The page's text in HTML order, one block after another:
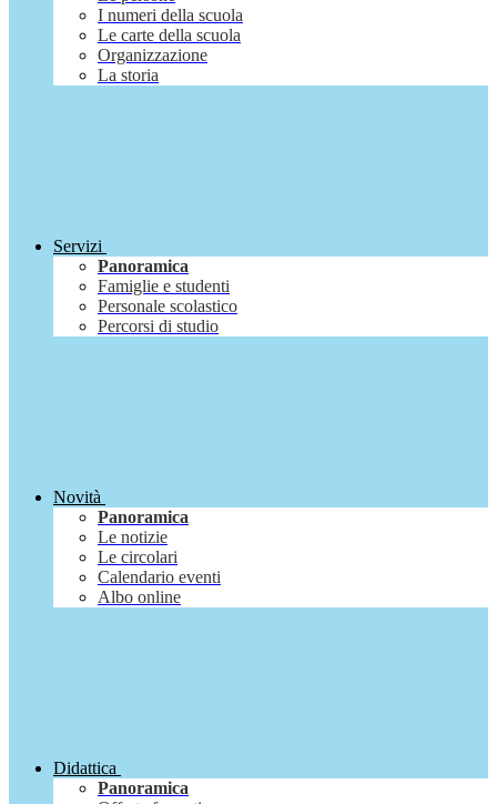
I numeri della scuola
Le carte della scuola
Organizzazione
La storia
Servizi
Panoramica
Famiglie e studenti
Personale scolastico
Percorsi di studio
Novità
Panoramica
Le notizie
Le circolari
Calendario eventi
Albo online
Didattica
Panoramica